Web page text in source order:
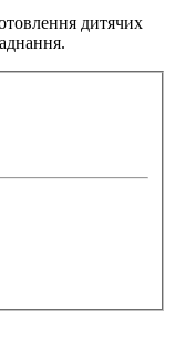
дитячих